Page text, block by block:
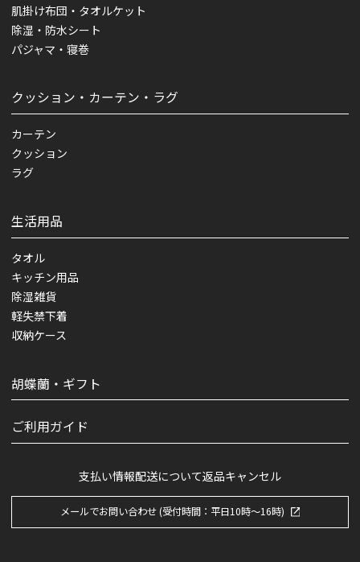
肌掛け布団・タオルケット
除湿・防水シート
パジャマ・寝巻
クッション・カーテン・ラグ
カーテン
クッション
ラグ
生活用品
タオル
キッチン用品
除湿雑貨
軽失禁下着
収納ケース
胡蝶蘭・ギフト
ご利用ガイド
支払い情報配送について返品キャンセル
メールでお問い合わせ (受付時間：平日10時～16時)